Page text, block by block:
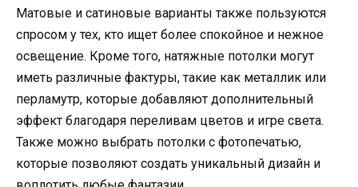
Матовые и сатиновые варианты также пользуются
спросом у тех, кто ищет более спокойное и нежное
освещение. Кроме того, натяжные потолки могут
иметь различные фактуры, такие как металлик или
перламутр, которые добавляют дополнительный
эффект благодаря переливам цветов и игре света.
Также можно выбрать потолки с фотопечатью,
которые позволяют создать уникальный дизайн и